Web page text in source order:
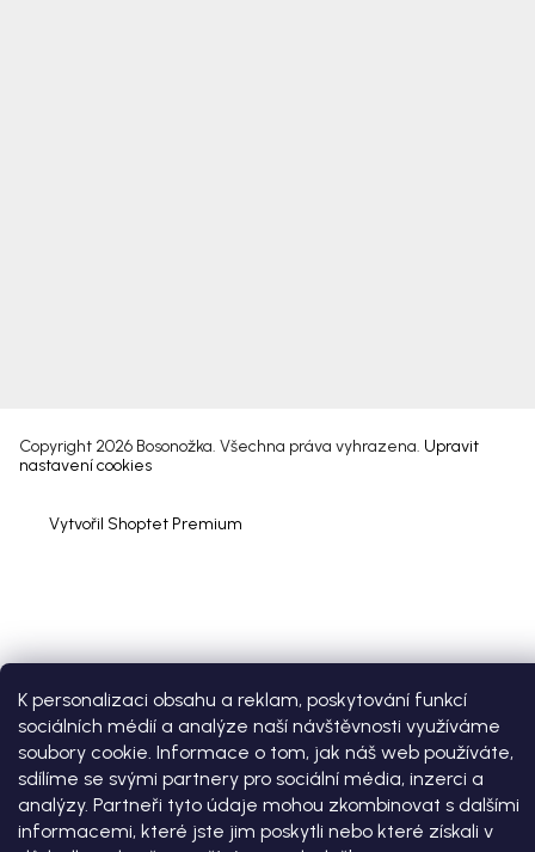
K personalizaci obsahu a reklam, poskytování funkcí
sociálních médií a analýze naší návštěvnosti využíváme
soubory cookie. Informace o tom, jak náš web používáte,
sdílíme se svými partnery pro sociální média, inzerci a
analýzy. Partneři tyto údaje mohou zkombinovat s dalšími
informacemi, které jste jim poskytli nebo které získali v
Vytvořil Shoptet Premium
Copyright 2026 Bosonožka. Všechna práva vyhrazena. Upravit
nastavení cookies